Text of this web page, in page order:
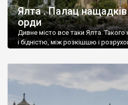
Ялта . Палац
орди
Дивне місто все таки Ялта.
і бідністю, між розкішшю і